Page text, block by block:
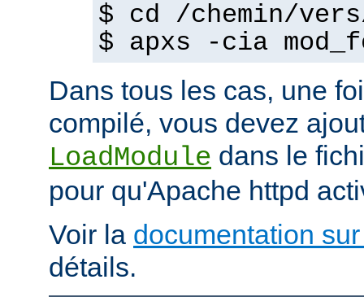
$ cd /chemin/
$ apxs -cia
Dans tous les cas, une
compilé, vous devez
LoadModule dans le
pour qu'Apache httpd
Voir la documentation
détails.